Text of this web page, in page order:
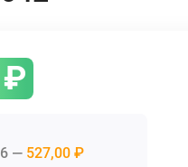
₽
527,00 ₽